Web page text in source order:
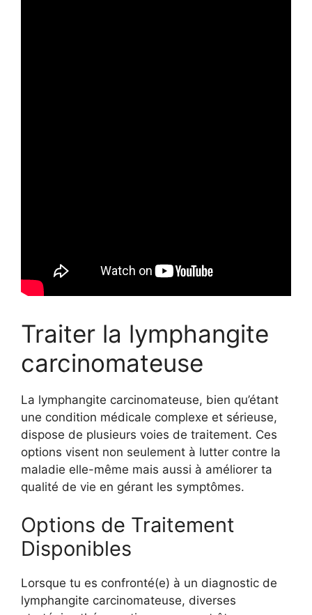
Traiter la lymphangite
carcinomateuse
La lymphangite carcinomateuse, bien qu’étant
une condition médicale complexe et sérieuse,
dispose de plusieurs voies de traitement. Ces
options visent non seulement à lutter contre la
maladie elle-même mais aussi à améliorer ta
qualité de vie en gérant les symptômes.
Options de Traitement
Disponibles
Lorsque tu es confronté(e) à un diagnostic de
lymphangite carcinomateuse, diverses